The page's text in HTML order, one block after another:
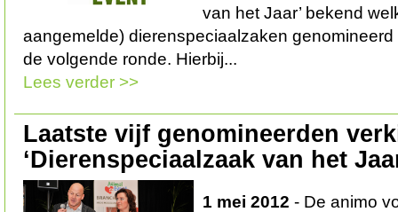
van het Jaar’ bekend
aangemelde) dierenspeciaalzaken
de volgende ronde. Hierbij...
Lees verder >>
Laatste vijf genomineerden
‘Dierenspeciaalzaak van het
1 mei 2012 - De animo